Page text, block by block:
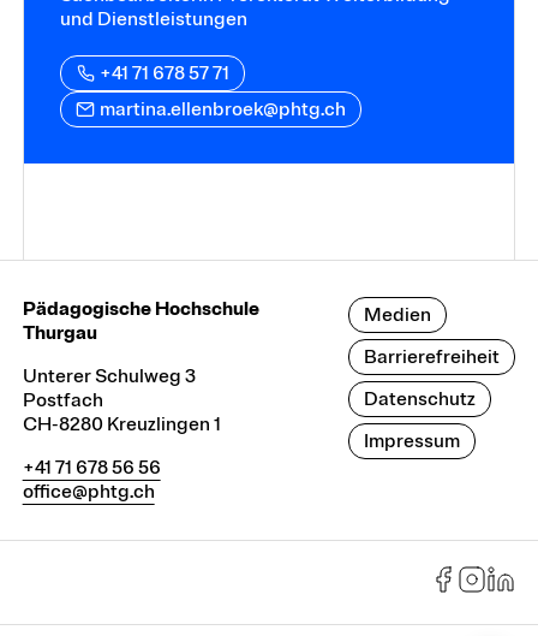
und Dienstleistungen
+41 71 678 57 71
martina.ellenbroek@phtg.ch
Pädagogische Hochschule
Thurgau
Unterer Schulweg 3
Postfach
CH-8280 Kreuzlingen 1
+41 71 678 56 56
office@phtg.ch
Medien
Barrierefreiheit
Datenschutz
Impressum